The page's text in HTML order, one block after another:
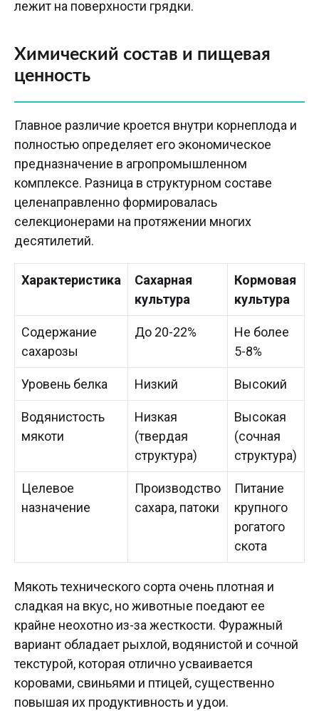
лежит на поверхности грядки.
Химический состав и пищевая
ценность
Главное различие кроется внутри корнеплода и
полностью определяет его экономическое
предназначение в агропромышленном
комплексе. Разница в структурном составе
целенаправленно формировалась
селекционерами на протяжении многих
десятилетий.
Характеристика
Сахарная
культура
Кормовая
культура
Содержание
сахарозы
До 20-22%
Не более
5-8%
Уровень белка Низкий Высокий
Водянистость
мякоти
Низкая
(твердая
структура)
Высокая
(сочная
структура)
Целевое
назначение
Производство
сахара, патоки
Питание
крупного
рогатого
скота
Мякоть технического сорта очень плотная и
сладкая на вкус, но животные поедают ее
крайне неохотно из-за жесткости. Фуражный
вариант обладает рыхлой, водянистой и сочной
текстурой, которая отлично усваивается
коровами, свиньями и птицей, существенно
повышая их продуктивность и удои.